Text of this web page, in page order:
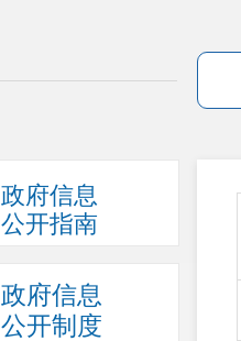
政府信息
公开指南
政府信息
公开制度